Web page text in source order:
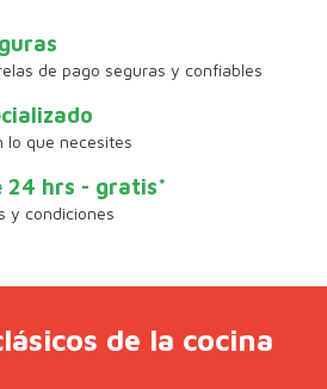
de pago seguras y confiables
lo que necesites
24 hrs - gratis*
y condiciones
de la cocina